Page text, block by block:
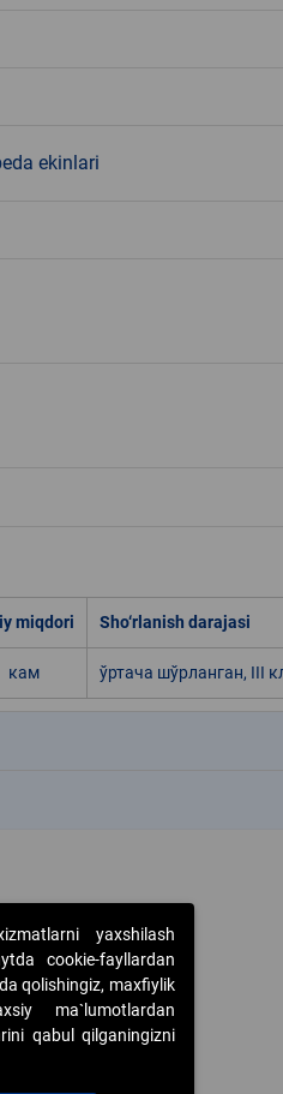
ekinlari
miqdori Sho‘rlanish darajasi
кам ўртача шўрланган, III
yaxshilash
cookie-fayllardan
qolishingiz, maxfiylik
ma`lumotlardan
qabul qilganingizni